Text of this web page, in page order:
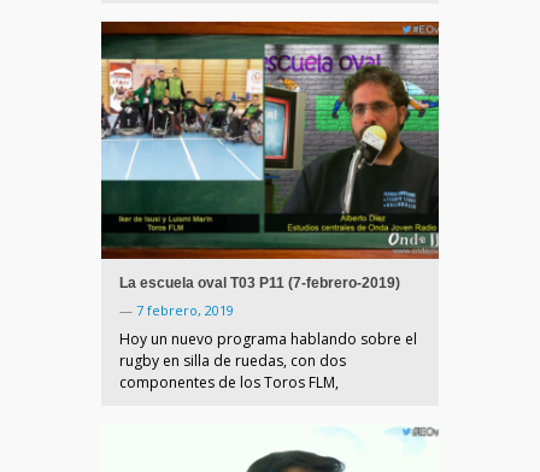
La escuela oval T03 P11 (7-febrero-2019)
— 7 febrero, 2019
Hoy un nuevo programa hablando sobre el
rugby en silla de ruedas, con dos
componentes de los Toros FLM,